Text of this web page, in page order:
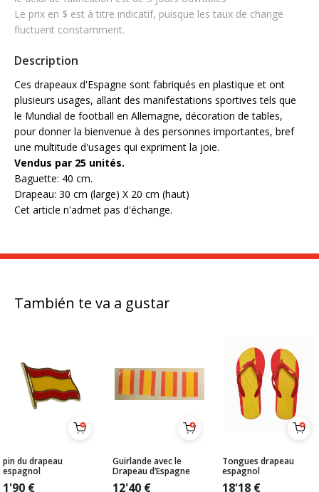
Le prix en $ est à titre indicatif, puisque les taux de change
fluctuent constamment.
Description
Ces drapeaux d'Espagne sont fabriqués en plastique et ont
plusieurs usages, allant des manifestations sportives tels que
le Mundial de football en Allemagne, décoration de tables,
pour donner la bienvenue à des personnes importantes, bref
une multitude d'usages qui expriment la joie.
Vendus par 25 unités.
Baguette: 40 cm.
Drapeau: 30 cm (large) X 20 cm (haut)
Cet article n'admet pas d'échange.
También te va a gustar
pin du drapeau
espagnol
1'90 €
Guirlande avec le
Drapeau d’Espagne
12'40 €
Tongues drapeau
espagnol
18'18 €